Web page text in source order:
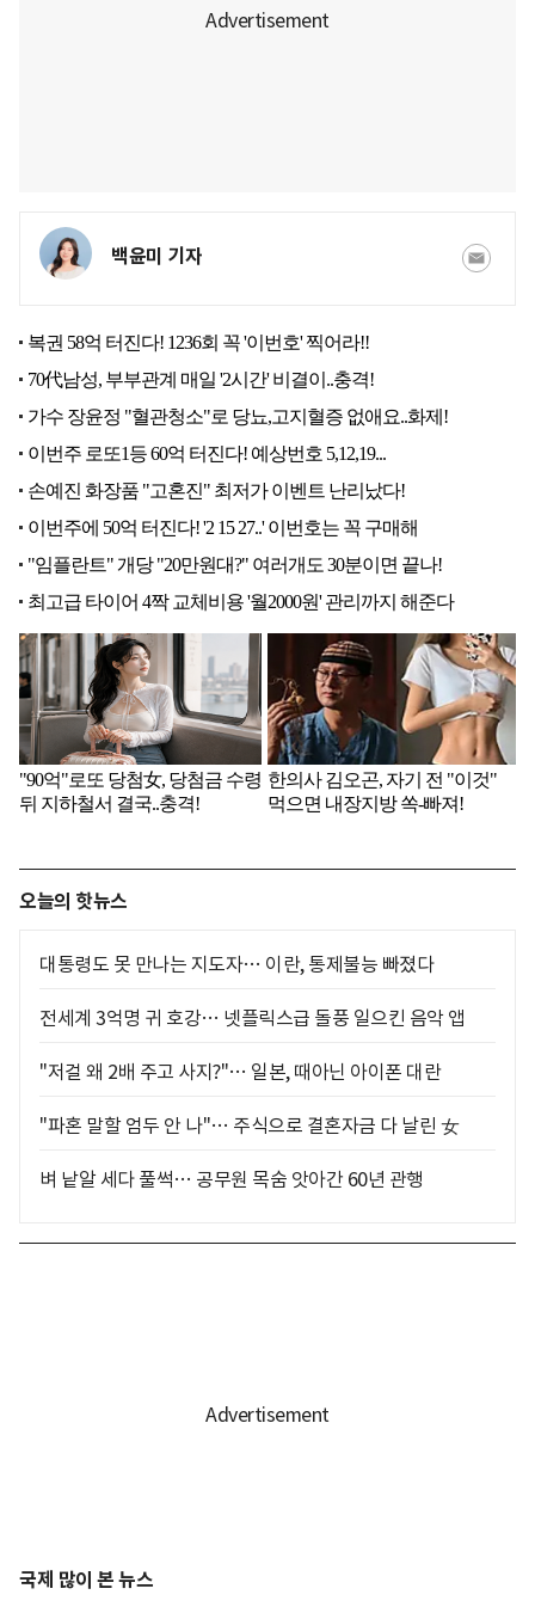
백윤미 기자
오늘의 핫뉴스
대통령도 못 만나는 지도자… 이란, 통제불능 빠졌다
전세계 3억명 귀 호강… 넷플릭스급 돌풍 일으킨 음악 앱
"저걸 왜 2배 주고 사지?"… 일본, 때아닌 아이폰 대란
"파혼 말할 엄두 안 나"… 주식으로 결혼자금 다 날린 女
벼 낱알 세다 풀썩… 공무원 목숨 앗아간 60년 관행
국제 많이 본 뉴스